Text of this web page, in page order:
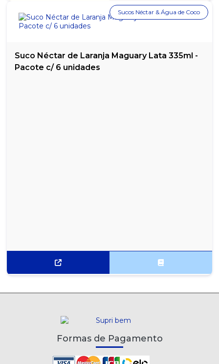
Suco Néctar de Laranja Maguary Lata 335ml -
Pacote c/ 6 unidades
Sucos Néctar & Água de Coco
Formas de Pagamento